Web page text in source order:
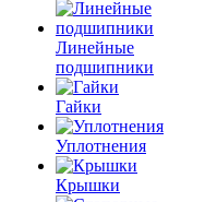
Линейные
подшипники
Гайки
Уплотнения
Крышки